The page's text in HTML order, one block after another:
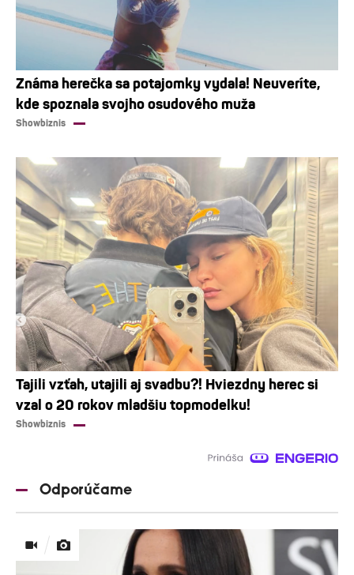
Známa herečka sa potajomky vydala! Neuveríte,
kde spoznala svojho osudového muža
Showbiznis
Tajili vzťah, utajili aj svadbu?! Hviezdny herec si
vzal o 20 rokov mladšiu topmodelku!
Showbiznis
Odporúčame